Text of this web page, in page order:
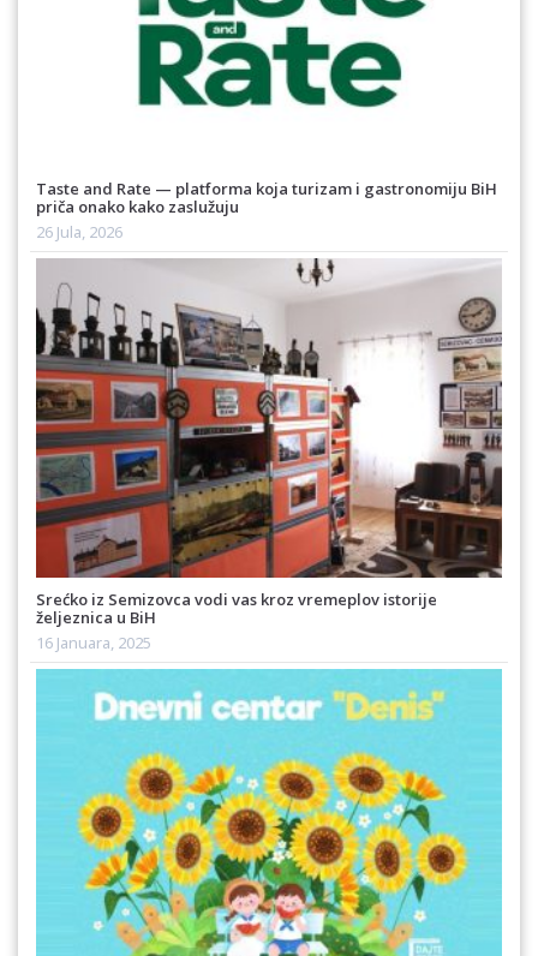
Taste and Rate — platforma koja turizam i gastronomiju BiH
priča onako kako zaslužuju
26 Jula, 2026
Srećko iz Semizovca vodi vas kroz vremeplov istorije
željeznica u BiH
16 Januara, 2025